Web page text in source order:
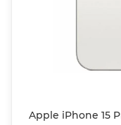
Apple iPhone 15